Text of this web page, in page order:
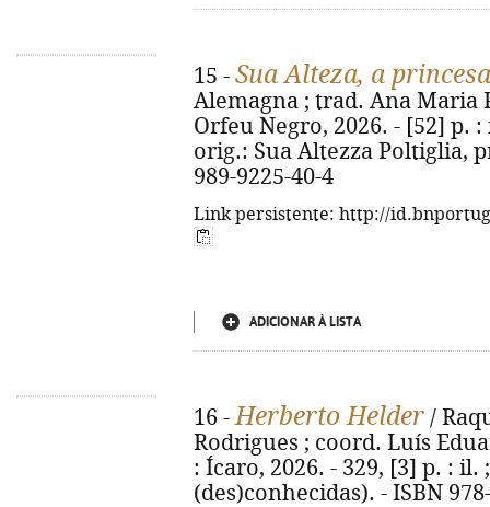
15 - Sua Alteza, a
Alemagna ; trad. Ana Maria
Orfeu Negro, 2026. - [52] p.
orig.: Sua Altezza Poltiglia,
989-9225-40-4
Link persistente: http://
ADICIONAR À LISTA
16 -Herberto Helder /
Rodrigues ; coord. Luís
: Ícaro, 2026. - 329, [3] p. : il.
(des)conhecidas). - ISBN